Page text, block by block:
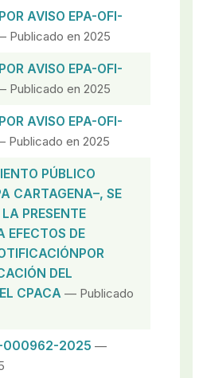
AVISO EPA-OFI-
Publicado en 2025
AVISO EPA-OFI-
Publicado en 2025
AVISO EPA-OFI-
Publicado en 2025
PÚBLICO
CARTAGENA–, SE
PRESENTE
EFECTOS DE
DEL
CPACA — Publicado
000962-2025 —